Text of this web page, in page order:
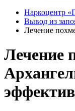
Наркоцентр
Вывод из
Лечение
Лечение